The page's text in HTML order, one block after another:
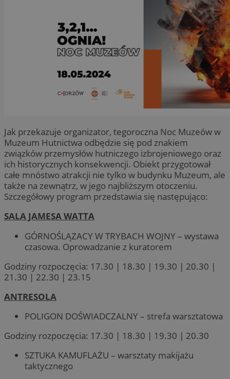
Jak przekazuje organizator, tegoroczna Noc Muzeów w
Muzeum Hutnictwa odbędzie się pod znakiem
związków przemysłów hutniczego izbrojeniowego oraz
ich historycznych konsekwencji. Obiekt przygotował
całe mnóstwo atrakcji nie tylko w budynku Muzeum, ale
także na zewnątrz, w jego najbliższym otoczeniu.
Szczegółowy program przedstawia się następująco:
SALA JAMESA WATTA
GÓRNOŚLĄZACY W TRYBACH WOJNY – wystawa
czasowa. Oprowadzanie z kuratorem
Godziny rozpoczęcia: 17.30 | 18.30 | 19.30 | 20.30 |
21.30 | 22.30 | 23.15
ANTRESOLA
POLIGON DOŚWIADCZALNY – strefa warsztatowa
Godziny rozpoczęcia: 17.30 | 18.30 | 19.30 | 20.30
SZTUKA KAMUFLAŻU – warsztaty makijażu
taktycznego